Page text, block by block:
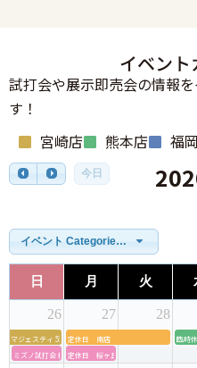
イベント
試打会や展示即売会の情報
す！
宮崎店
熊本店 福
今日
イベント Categories一覧
日 月 火
26 27 28
マジェスティ 55周年モデル店内試打会＆グリップ交換会
定休日 南店 臨時
ミズノ試打会 桜ヶ丘ゴルフセンター
定休日 桜ヶ丘店